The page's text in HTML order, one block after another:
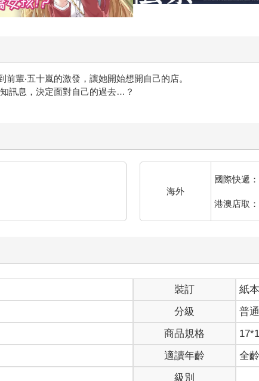
輩‧五十嵐的激發，讓她開始想開自己的店。
訊息，決定面對自己的過去…？
海外
國際快遞
港澳店取：
裝訂
紙
分級
普
商品規格
適讀年齡
全
級別